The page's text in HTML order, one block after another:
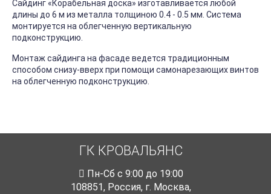
Сайдинг «Корабельная доска» изготавливается любой
длины до 6 м из металла толщиною 0.4 - 0.5 мм. Система
монтируется на облегченную вертикальную
подконструкцию.
Монтаж сайдинга на фасаде ведется традиционным
способом снизу-вверх при помощи самонарезающих винтов
на облегченную подконструкцию.
ГК КРОВАЛЬЯНС
Пн-Cб с 9:00 до 19:00
108851, Россия, г. Москва,